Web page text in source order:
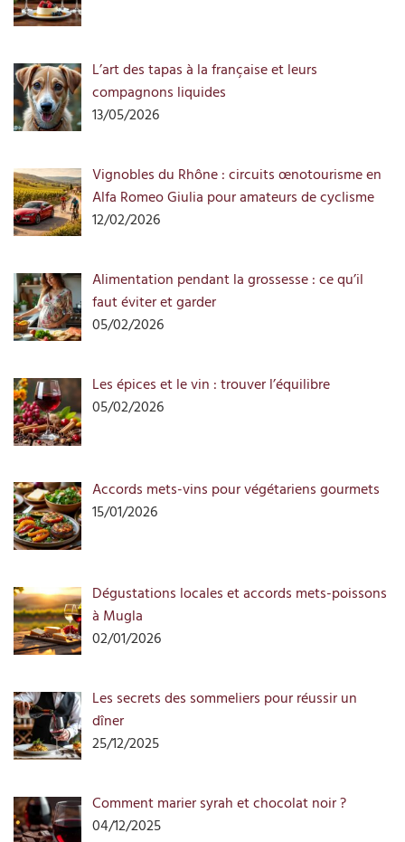
L’art des tapas à la française et leurs
compagnons liquides
13/05/2026
Vignobles du Rhône : circuits œnotourisme en
Alfa Romeo Giulia pour amateurs de cyclisme
12/02/2026
Alimentation pendant la grossesse : ce qu’il
faut éviter et garder
05/02/2026
Les épices et le vin : trouver l’équilibre
05/02/2026
Accords mets-vins pour végétariens gourmets
15/01/2026
Dégustations locales et accords mets-poissons
à Mugla
02/01/2026
Les secrets des sommeliers pour réussir un
dîner
25/12/2025
Comment marier syrah et chocolat noir ?
04/12/2025